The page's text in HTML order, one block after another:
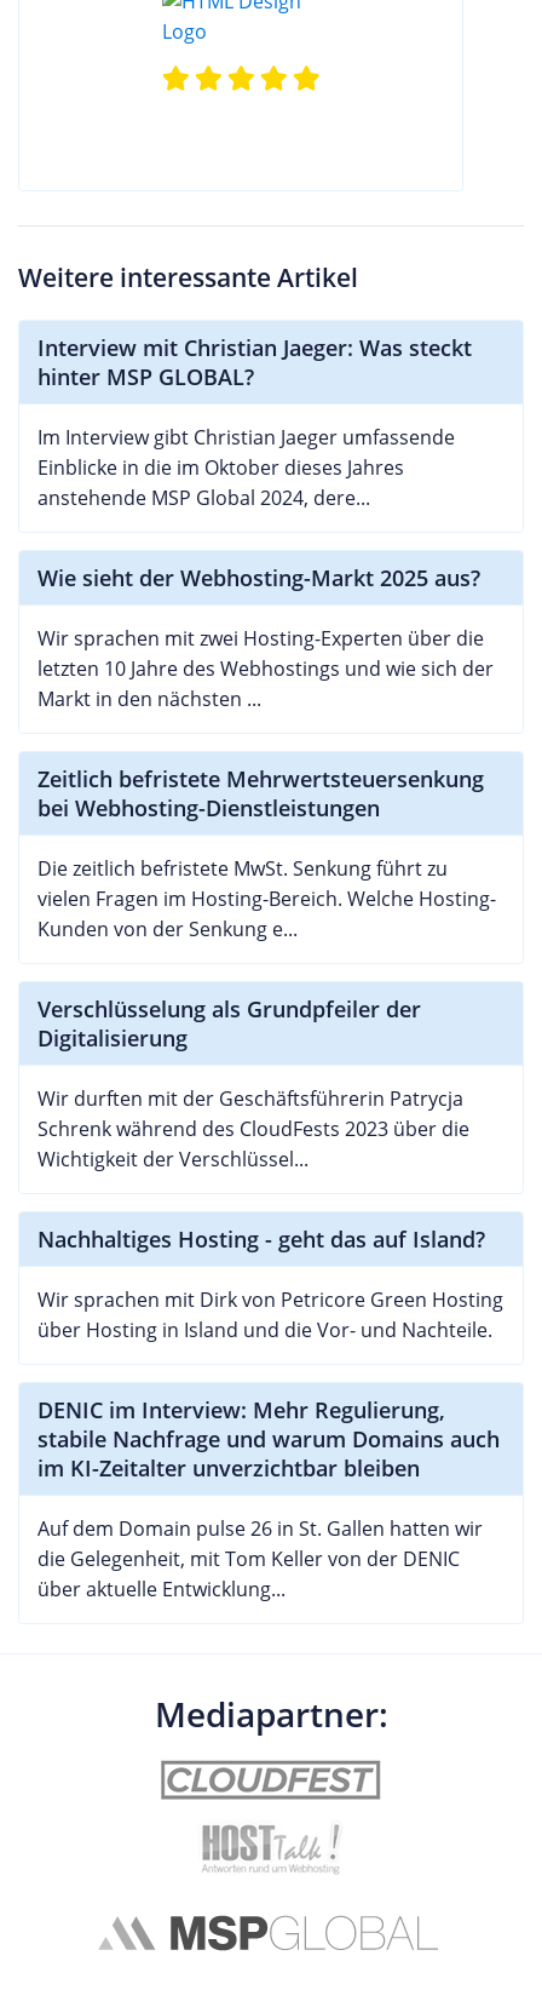
Weitere interessante Artikel
Interview mit Christian Jaeger: Was steckt
hinter MSP GLOBAL?
Im Interview gibt Christian Jaeger umfassende
Einblicke in die im Oktober dieses Jahres
anstehende MSP Global 2024, dere...
Wie sieht der Webhosting-Markt 2025 aus?
Wir sprachen mit zwei Hosting-Experten über die
letzten 10 Jahre des Webhostings und wie sich der
Markt in den nächsten ...
Zeitlich befristete Mehrwertsteuersenkung
bei Webhosting-Dienstleistungen
Die zeitlich befristete MwSt. Senkung führt zu
vielen Fragen im Hosting-Bereich. Welche Hosting-
Kunden von der Senkung e...
Verschlüsselung als Grundpfeiler der
Digitalisierung
Wir durften mit der Geschäftsführerin Patrycja
Schrenk während des CloudFests 2023 über die
Wichtigkeit der Verschlüssel...
Nachhaltiges Hosting - geht das auf Island?
Wir sprachen mit Dirk von Petricore Green Hosting
über Hosting in Island und die Vor- und Nachteile.
DENIC im Interview: Mehr Regulierung,
stabile Nachfrage und warum Domains auch
im KI-Zeitalter unverzichtbar bleiben
Auf dem Domain pulse 26 in St. Gallen hatten wir
die Gelegenheit, mit Tom Keller von der DENIC
über aktuelle Entwicklung...
Mediapartner: